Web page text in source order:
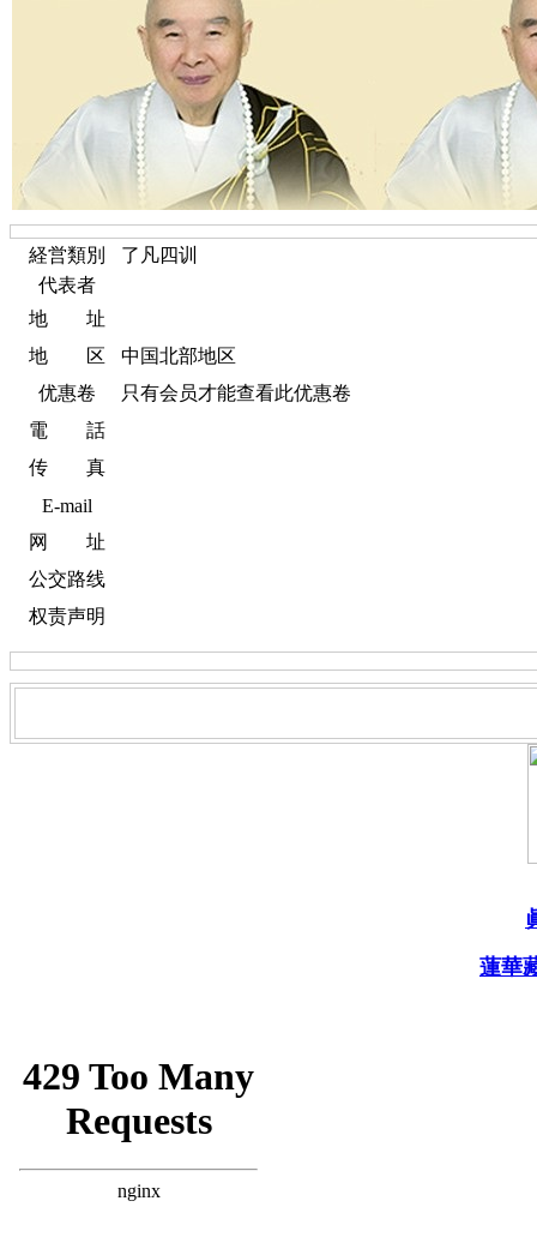
経営類別
了凡四训
代表者
地 址
地 区
中国北部地区
优惠卷
只有会员才能查看此优惠卷
電 話
传 真
E-mail
网 址
公交路线
权责声明
蓮華